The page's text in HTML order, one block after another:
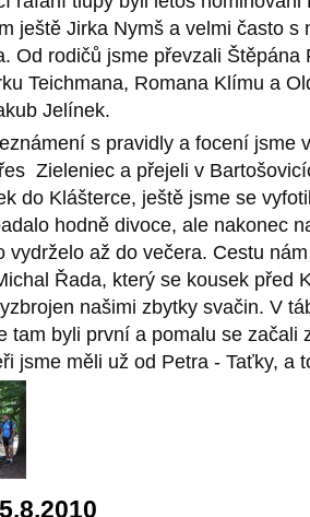
ještě Jirka Nymš a velmi často s
Od rodičů jsme převzali Štěpána
Teichmana, Romana Klímu a
Jelínek.
s pravidly a focení jsme
Zieleniec a přejeli v
do Klášterce, ještě jsme se
hodně divoce, ale nakonec
vydrželo až do večera. Cestu
Řada, který se kousek před
našimi zbytky svačin. V
tam byli první a pomalu se začali
jsme měli už od Petra - Taťky, a